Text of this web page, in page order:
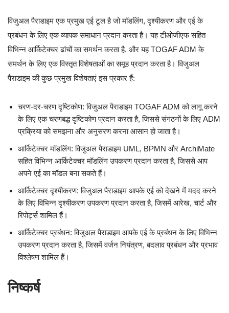
विजुअल पैराडाइम एक प्रमुख एई टूल है जो मॉडलिंग, दृश्यीकरण और एई के
प्रबंधन के लिए एक व्यापक समाधान प्रदान करता है। यह टीओजीएफ सहित
विभिन्न आर्किटेक्चर ढांचों का समर्थन करता है, और यह TOGAF ADM के
समर्थन के लिए एक विस्तृत विशेषताओं का समूह प्रदान करता है। विजुअल
पैराडाइम की कुछ प्रमुख विशेषताएं इस प्रकार हैं:
चरण-दर-चरण दृष्टिकोण: विजुअल पैराडाइम TOGAF ADM को लागू करने
के लिए एक चरणबद्ध दृष्टिकोण प्रदान करता है, जिससे संगठनों के लिए ADM
प्रक्रिया को समझना और अनुसरण करना आसान हो जाता है।
आर्किटेक्चर मॉडलिंग: विजुअल पैराडाइम UML, BPMN और ArchiMate
सहित विभिन्न आर्किटेक्चर मॉडलिंग उपकरण प्रदान करता है, जिससे आप
अपने एई का मॉडल बना सकते हैं।
आर्किटेक्चर दृश्यीकरण: विजुअल पैराडाइम आपके एई को देखने में मदद करने
के लिए विभिन्न दृश्यीकरण उपकरण प्रदान करता है, जिसमें आरेख, चार्ट और
रिपोर्ट्स शामिल हैं।
आर्किटेक्चर प्रबंधन: विजुअल पैराडाइम आपके एई के प्रबंधन के लिए विभिन्न
उपकरण प्रदान करता है, जिसमें वर्जन नियंत्रण, बदलाव प्रबंधन और प्रभाव
विश्लेषण शामिल हैं।
निष्कर्ष